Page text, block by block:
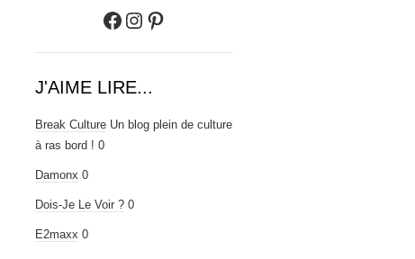
Facebook
Instagram
Pinterest
J'AIME LIRE...
Break Culture Un blog plein de culture
à ras bord ! 0
Damonx 0
Dois-Je Le Voir ? 0
E2maxx 0